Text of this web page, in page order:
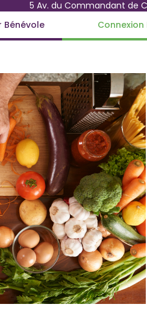
5 Av. du Commandant de
Bénévole